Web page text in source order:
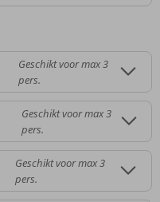
Geschikt voor max 3
pers.
Geschikt voor max 3
pers.
Geschikt voor max 3
pers.